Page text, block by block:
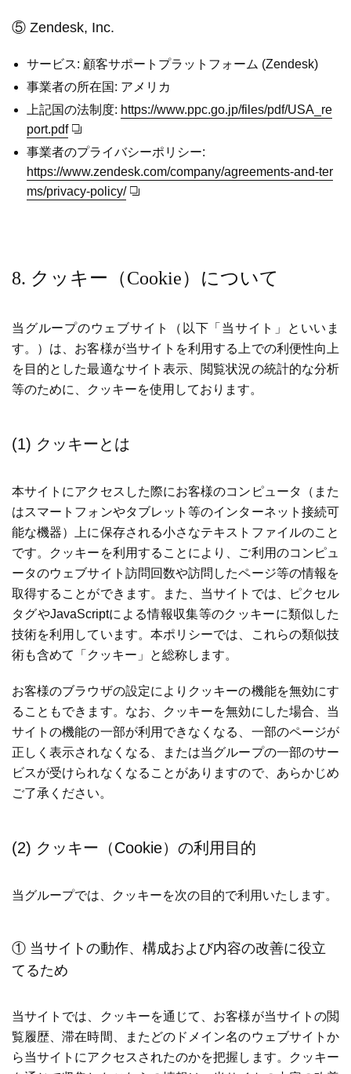
⑤ Zendesk, Inc.
サービス: 顧客サポートプラットフォーム (Zendesk)
事業者の所在国: アメリカ
上記国の法制度: https://www.ppc.go.jp/files/pdf/USA_re
port.pdf
事業者のプライバシーポリシー:
https://www.zendesk.com/company/agreements-and-ter
ms/privacy-policy/
8. クッキー（Cookie）について
当グループのウェブサイト（以下「当サイト」といいま
す。）は、お客様が当サイトを利用する上での利便性向上
を目的とした最適なサイト表示、閲覧状況の統計的な分析
等のために、クッキーを使用しております。
(1) クッキーとは
本サイトにアクセスした際にお客様のコンピュータ（また
はスマートフォンやタブレット等のインターネット接続可
能な機器）上に保存される小さなテキストファイルのこと
です。クッキーを利用することにより、ご利用のコンピュ
ータのウェブサイト訪問回数や訪問したページ等の情報を
取得することができます。また、当サイトでは、ピクセル
タグやJavaScriptによる情報収集等のクッキーに類似した
技術を利用しています。本ポリシーでは、これらの類似技
術も含めて「クッキー」と総称します。
お客様のブラウザの設定によりクッキーの機能を無効にす
ることもできます。なお、クッキーを無効にした場合、当
サイトの機能の一部が利用できなくなる、一部のページが
正しく表示されなくなる、または当グループの一部のサー
ビスが受けられなくなることがありますので、あらかじめ
ご了承ください。
(2) クッキー（Cookie）の利用目的
当グループでは、クッキーを次の目的で利用いたします。
① 当サイトの動作、構成および内容の改善に役立
てるため
当サイトでは、クッキーを通じて、お客様が当サイトの閲
覧履歴、滞在時間、またどのドメイン名のウェブサイトか
ら当サイトにアクセスされたのかを把握します。クッキー